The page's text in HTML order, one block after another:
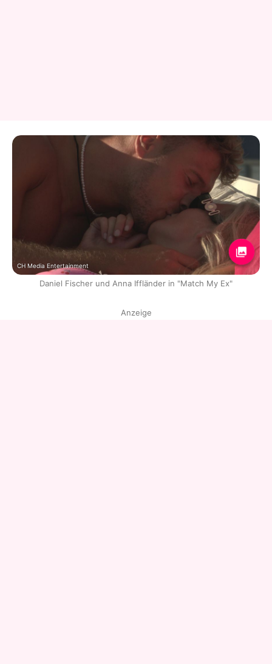
CH Media Entertainment
Daniel Fischer und Anna Iffländer in "Match My Ex"
Anzeige